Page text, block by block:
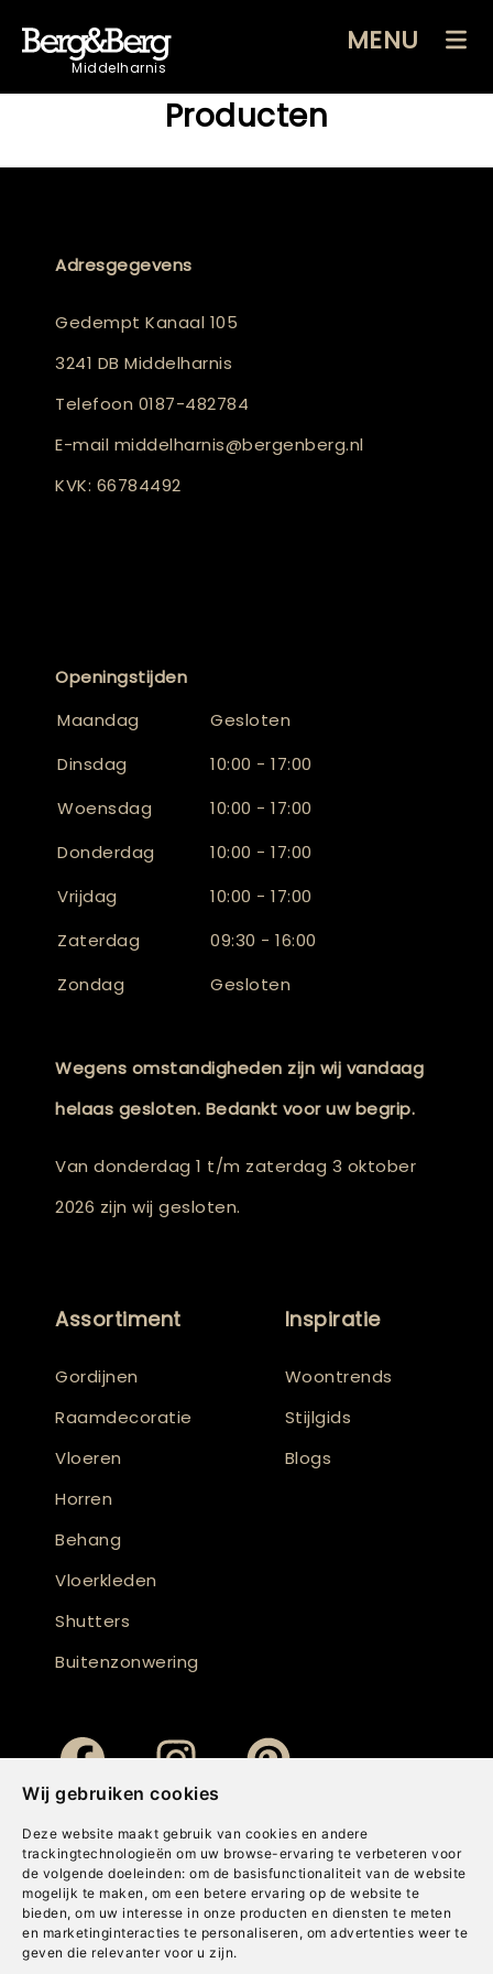
Wij gebruiken cookies
Deze website maakt gebruik van cookies en andere
trackingtechnologieën om uw browse-ervaring te verbeteren voor
de volgende doeleinden: om de basisfunctionaliteit van de website
mogelijk te maken , om een betere ervaring op de website te
bieden, om uw interesse in onze producten en diensten te meten
en marketinginteracties te personaliseren , om advertenties weer te
geven die relevanter voor u zijn.
Middelharnis
MENU
Producten
Adresgegevens
Gedempt Kanaal 105
3241 DB Middelharnis
Telefoon 0187-482784
E-mail middelharnis@bergenberg.nl
KVK: 66784492
Openingstijden
Maandag
Gesloten
Dinsdag
10:00 - 17:00
Woensdag
10:00 - 17:00
Donderdag
10:00 - 17:00
Vrijdag
10:00 - 17:00
Zaterdag
09:30 - 16:00
Zondag
Gesloten
Wegens omstandigheden zijn wij vandaag
helaas gesloten. Bedankt voor uw begrip.
Van donderdag 1 t/m zaterdag 3 oktober
2026 zijn wij gesloten.
Assortiment
Gordijnen
Raamdecoratie
Vloeren
Horren
Behang
Vloerkleden
Shutters
Buitenzonwering
Inspiratie
Woontrends
Stijlgids
Blogs